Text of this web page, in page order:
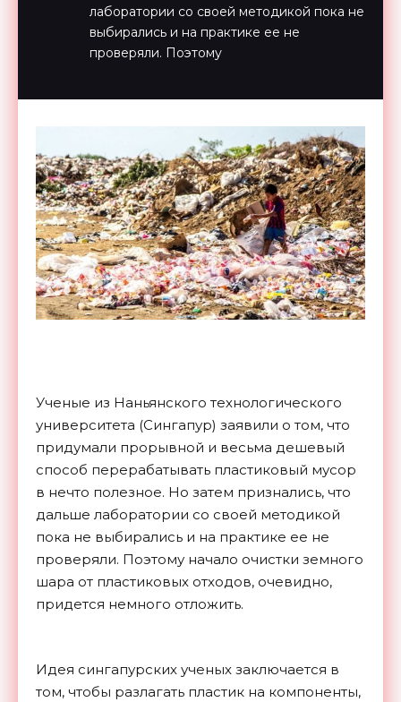
лаборатории со своей методикой пока не
выбирались и на практике ее не
проверяли. Поэтому
Ученые из Наньянского технологического
университета (Сингапур) заявили о том, что
придумали прорывной и весьма дешевый
способ перерабатывать пластиковый мусор
в нечто полезное. Но затем признались, что
дальше лаборатории со своей методикой
пока не выбирались и на практике ее не
проверяли. Поэтому начало очистки земного
шара от пластиковых отходов, очевидно,
придется немного отложить.
Идея сингапурских ученых заключается в
том, чтобы разлагать пластик на компоненты,